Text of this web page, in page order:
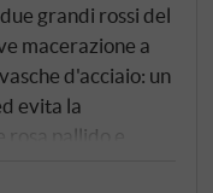
grandi rossi del
macerazione a
d'acciaio: un
evita la
pallido e
un accenno di